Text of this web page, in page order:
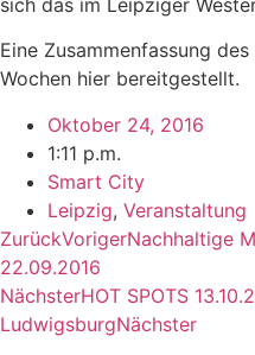
Eine Zusammenfassung
Wochen hier bereitgestellt.
Oktober 24, 2016
1:11 p.m.
Smart City
Leipzig, Veranstaltung
ZurückVorigerNachhaltige
22.09.2016
NächsterHOT SPOTS
LudwigsburgNächster